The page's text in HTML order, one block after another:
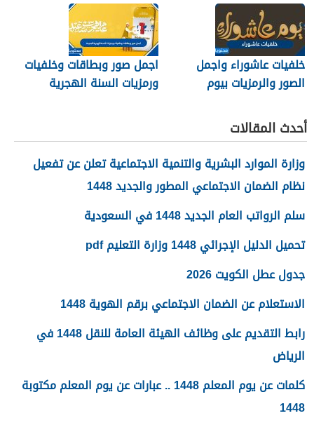
خلفيات عاشوراء واجمل
الصور والرمزيات بيوم
اجمل صور وبطاقات وخلفيات
ورمزيات السنة الهجرية
أحدث المقالات
وزارة الموارد البشرية والتنمية الاجتماعية تعلن عن تفعيل
نظام الضمان الاجتماعي المطور والجديد 1448
سلم الرواتب العام الجديد 1448 في السعودية
تحميل الدليل الإجرائي 1448 وزارة التعليم pdf
جدول عطل الكويت 2026
الاستعلام عن الضمان الاجتماعي برقم الهوية 1448
رابط التقديم على وظائف الهيئة العامة للنقل 1448 في
الرياض
كلمات عن يوم المعلم 1448 .. عبارات عن يوم المعلم مكتوبة
1448